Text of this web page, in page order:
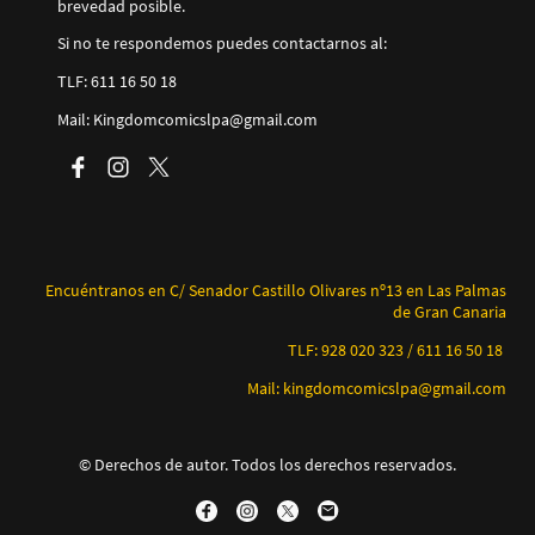
brevedad posible.
Si no te respondemos puedes contactarnos al:
TLF: 611 16 50 18
Mail: Kingdomcomicslpa@gmail.com
Encuéntranos en C/ Senador Castillo Olivares nº13 en Las Palmas
de Gran Canaria
TLF: 928 020 323 / 611 16 50 18
Mail: kingdomcomicslpa@gmail.com
© Derechos de autor. Todos los derechos reservados.